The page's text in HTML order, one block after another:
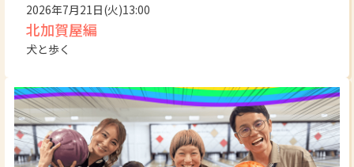
2026年7月21日(火)13:00
北加賀屋編
犬と歩く